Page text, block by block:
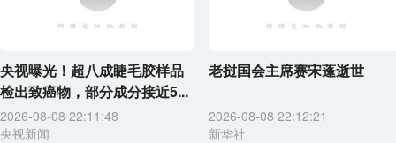
央视曝光！超八成睫毛胶样品
检出致癌物，部分成分接近5...
2026-08-08 22:11:48
央视新闻
老挝国会主席赛宋蓬逝世
2026-08-08 22:12:21
新华社